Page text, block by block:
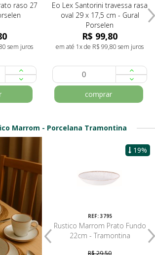
raso 27
sem juros
Eo Lex Santorini travessa rasa
oval 29 x 17,5 cm - Gural
Porselen
R$ 99,80
em até 1x de R$ 99,80 sem juros
comprar
Marrom - Porcelana Tramontina
Massa 27
19%
REF: 3795
Rustico Marrom Prato Fundo
22cm - Tramontina